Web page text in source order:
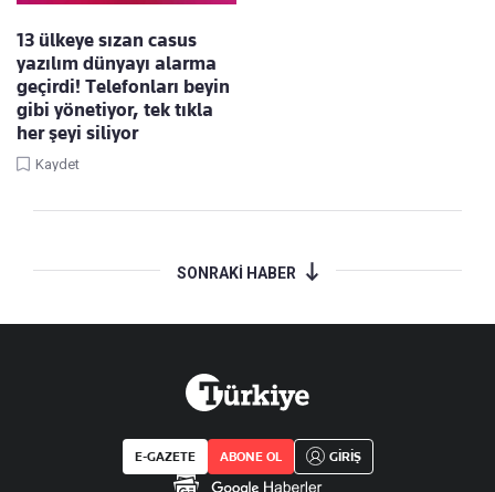
13 ülkeye sızan casus
yazılım dünyayı alarma
geçirdi! Telefonları beyin
gibi yönetiyor, tek tıkla
her şeyi siliyor
Kaydet
SONRAKİ HABER
E-GAZETE ABONE OL GİRİŞ